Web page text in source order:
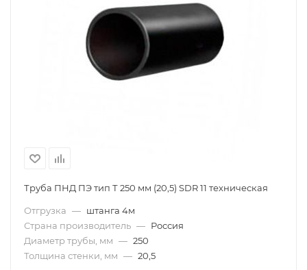
Труба ПНД ПЭ тип Т 250 мм (20,5) SDR 11 техническая
Отгрузка — штанга 4м
Страна производитель — Россия
Диаметр трубы, мм — 250
Толщина стенки, мм — 20,5